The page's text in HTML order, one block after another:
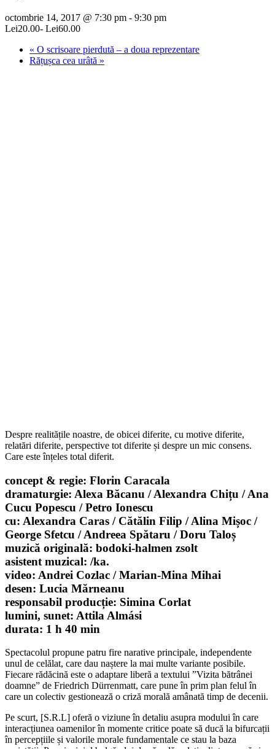
octombrie 14, 2017 @ 7:30 pm - 9:30 pm
Lei20.00- Lei60.00
« O scrisoare pierdută – a doua reprezentare
Rățușca cea urâtă »
Despre realitățile noastre, de obicei diferite, cu motive diferite,
relatări diferite, perspective tot diferite și despre un mic consens.
Care este înțeles total diferit.
concept & regie: Florin Caracala
dramaturgie: Alexa Băcanu / Alexandra Chițu / Ana
Cucu Popescu / Petro Ionescu
cu: Alexandra Caras / Cătălin Filip / Alina Mișoc /
George Sfetcu / Andreea Spătaru / Doru Taloș
muzică originală: bodoki-halmen zsolt
asistent muzical: /ka.
video: Andrei Cozlac / Marian-Mina Mihai
desen: Lucia Mărneanu
responsabil producție: Simina Corlat
lumini, sunet: Attila Almási
durata: 1 h 40 min
Spectacolul propune patru fire narative principale, independente
unul de celălat, care dau naștere la mai multe variante posibile.
Fiecare rădăcină este o adaptare liberă a textului ”Vizita bătrânei
doamne” de Friedrich Dürrenmatt, care pune în prim plan felul în
care un colectiv gestionează o criză morală amânată timp de decenii.
Pe scurt, [S.R.L] oferă o viziune în detaliu asupra modului în care
interacțiunea oamenilor în momente critice poate să ducă la bifurcații
în percepțiile și valorile morale fundamentale ce stau la baza